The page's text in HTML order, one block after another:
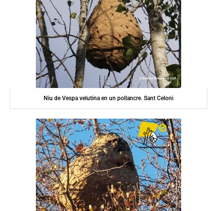
Niu de Vespa velutina en un pollancre. Sant Celoni